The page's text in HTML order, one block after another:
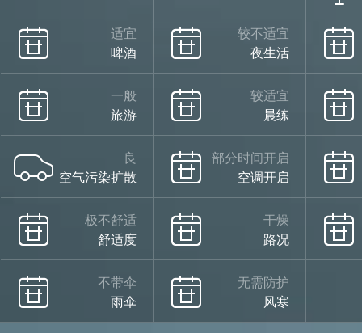
适宜
啤酒
较不适宜
夜生活
一般
旅游
较适宜
晨练
良
空气污染扩散
部分时间开启
空调开启
极不舒适
舒适度
干燥
路况
不带伞
雨伞
无需防护
风寒